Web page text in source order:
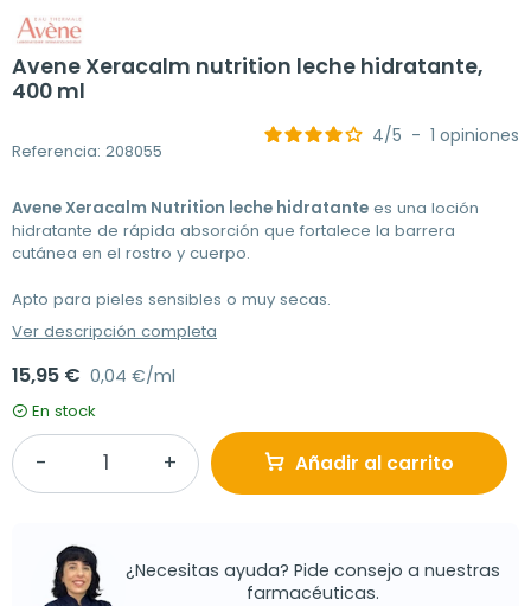
Avene Xeracalm nutrition leche hidratante,
400 ml
Referencia: 208055
4/5 - 1 opiniones
Avene Xeracalm Nutrition leche hidratante es una loción
hidratante de rápida absorción que fortalece la barrera
cutánea en el rostro y cuerpo.
Apto para pieles sensibles o muy secas.
Ver descripción completa
15,95 € 0,04 €/ml
En stock
Añadir al carrito
¿Necesitas ayuda? Pide consejo a nuestras
farmacéuticas.